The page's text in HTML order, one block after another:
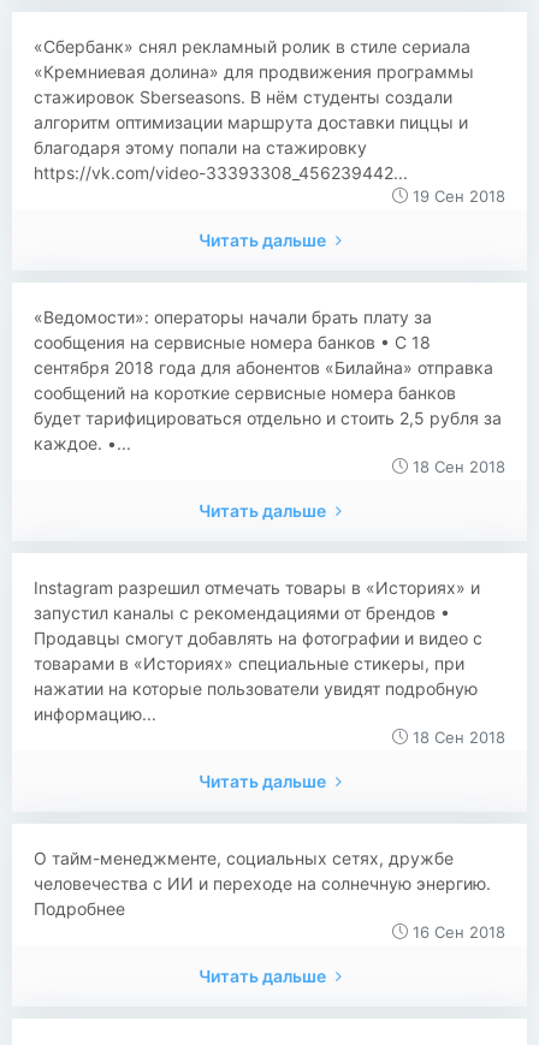
«Сбербанк» снял рекламный ролик в стиле сериала
«Кремниевая долина» для продвижения программы
стажировок Sberseasons. В нём студенты создали
алгоритм оптимизации маршрута доставки пиццы и
благодаря этому попали на стажировку
https://vk.com/video-33393308_456239442...
19 Сен 2018
Читать дальше
«Ведомости»: операторы начали брать плату за
сообщения на сервисные номера банков • С 18
сентября 2018 года для абонентов «Билайна» отправка
сообщений на короткие сервисные номера банков
будет тарифицироваться отдельно и стоить 2,5 рубля за
каждое. •...
18 Сен 2018
Читать дальше
​​Instagram разрешил отмечать товары в «Историях» и
запустил каналы с рекомендациями от брендов •
Продавцы смогут добавлять на фотографии и видео с
товарами в «Историях» специальные стикеры, при
нажатии на которые пользователи увидят подробную
информацию...
18 Сен 2018
Читать дальше
О тайм-менеджменте, социальных сетях, дружбе
человечества с ИИ и переходе на солнечную энергию.
Подробнее
16 Сен 2018
Читать дальше